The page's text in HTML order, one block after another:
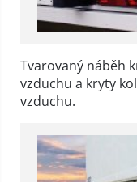
Tvarovaný náběh
vzduchu a kryty
vzduchu.